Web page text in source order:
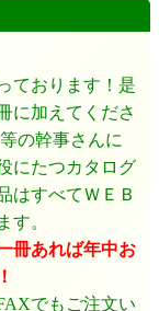
ております！是
に加えてくださ
の幹事さんに
にたつカタログ
はすべてＷＥＢ
す。
冊あれば年中お
でもご注文い